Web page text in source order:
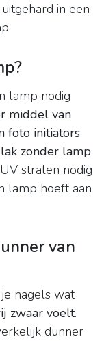
in een
lamp nodig
middel van
foto initiators
zonder lamp
stralen nodig
lamp hoeft aan
van
nagels wat
zwaar voelt.
dunner